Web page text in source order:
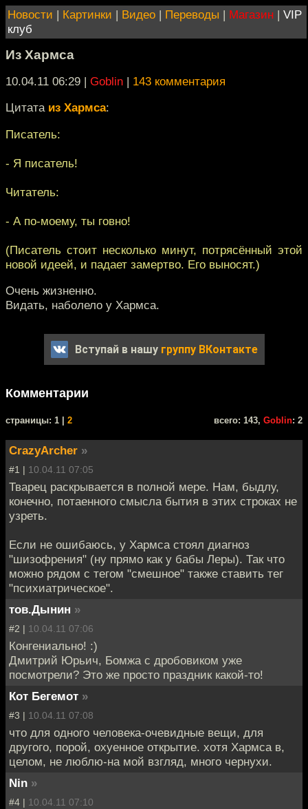
Новости | Картинки | Видео | Переводы | Магазин | VIP
клуб
Из Хармса
10.04.11 06:29 | Goblin | 143 комментария
Цитата из Хармса:
Писатель:
- Я писатель!
Читатель:
- А по-моему, ты говно!
(Писатель стоит несколько минут, потрясённый этой
новой идеей, и падает замертво. Его выносят.)
Очень жизненно.
Видать, наболело у Хармса.
Вступай в нашу группу ВКонтакте
Комментарии
cтраницы: 1 | 2 всего: 143, Goblin: 2
CrazyArcher »
#1 | 10.04.11 07:05
Тварец раскрывается в полной мере. Нам, быдлу,
конечно, потаенного смысла бытия в этих строках не
узреть.
Если не ошибаюсь, у Хармса стоял диагноз
"шизофрения" (ну прямо как у бабы Леры). Так что
можно рядом с тегом "смешное" также ставить тег
"психиатрическое".
тов.Дынин »
#2 | 10.04.11 07:06
Конгениально! :)
Дмитрий Юрьич, Бомжа с дробовиком уже
посмотрели? Это же просто праздник какой-то!
Кот Бегемот »
#3 | 10.04.11 07:08
что для одного человека-очевидные вещи, для
другого, порой, охуенное открытие. хотя Хармса в,
целом, не люблю-на мой взгляд, много чернухи.
Nin »
#4 | 10.04.11 07:10